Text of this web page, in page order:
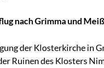
nach Grimma und
der Klosterkirche in
Ruinen des Klosters